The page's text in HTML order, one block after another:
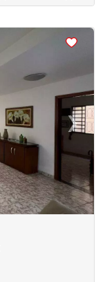
›Next